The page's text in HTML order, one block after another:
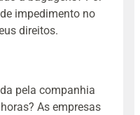
impedimento no
direitos.
pela companhia
As empresas